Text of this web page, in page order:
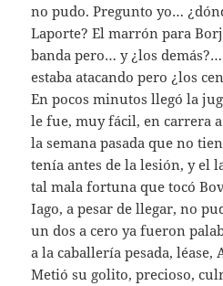
no pudo. Pregunto yo…
Laporte? El marrón para
banda pero… y ¿los
estaba atacando pero ¿los
En pocos minutos llegó la
le fue, muy fácil, en carrera
la semana pasada que no
tenía antes de la lesión, y el
tal mala fortuna que tocó
Iago, a pesar de llegar, no
un dos a cero ya fueron
a la caballería pesada,
Metió su golito, precioso,